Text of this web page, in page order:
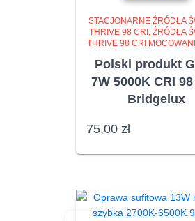
STACJONARNE ŹRÓDŁA
THRIVE 98 CRI
ŹRÓDŁA
THRIVE 98 CRI
Polski produkt
7W 5000K CRI
Bridgelux
75,00 zł